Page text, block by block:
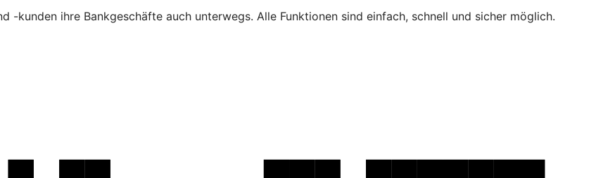
-kunden ihre Bankgeschäfte auch unterwegs. Alle Funktionen sind einfach, schnell und sicher möglich.